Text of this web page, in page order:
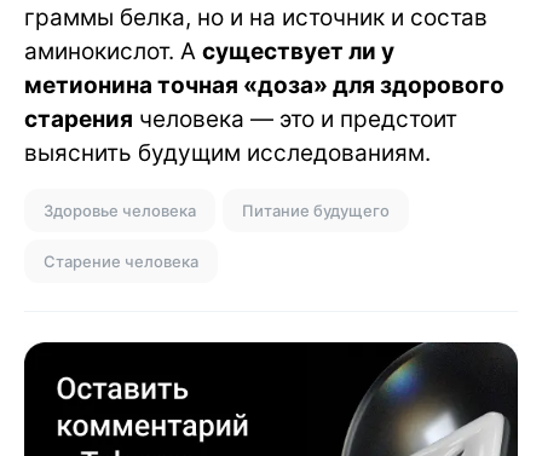
граммы белка, но и на источник и состав
аминокислот. А существует ли у
метионина точная «доза» для здорового
старения человека — это и предстоит
выяснить будущим исследованиям.
Здоровье человека Питание будущего
Старение человека